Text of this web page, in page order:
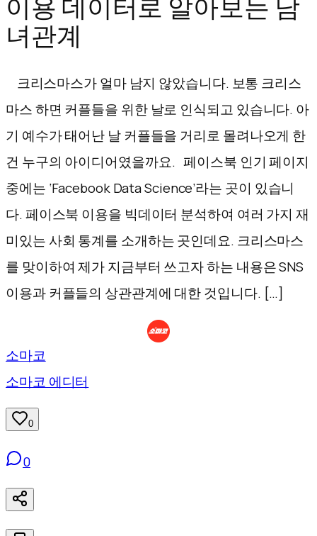
로
가
녀관계
크리스마스가 얼마 남지 않았습니다. 보통 크리스
마스 하면 커플들을 위한 날로 인식되고 있습니다. 아
기 예수가 태어난 날 커플들을 거리로 몰려나오게 한
건 누구의 아이디어였을까요. 페이스북 인기 페이지
중에는 ‘Facebook Data Science’라는 곳이 있습니
다. 페이스북 이용을 빅데이터 분석하여 여러 가지 재
미있는 사회 통계를 소개하는 곳인데요. 크리스마스
를 맞이하여 제가 지금부터 쓰고자 하는 내용은 SNS
이용과 커플들의 상관관계에 대한 것입니다. […]
소마코
소마코 에디터
0
0